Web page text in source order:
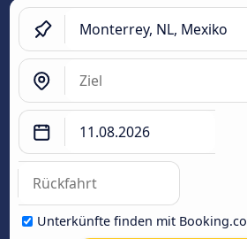
Unterkünfte finden mit